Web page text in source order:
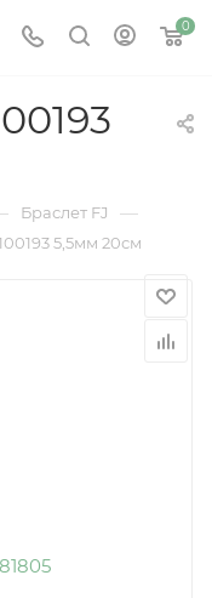
0
Браслет FJ —
5,5мм 20см